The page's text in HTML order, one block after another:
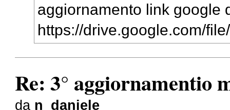
aggiornamento link google
https://drive.google.com/
Re: 3° aggiornamentio
da n_daniele